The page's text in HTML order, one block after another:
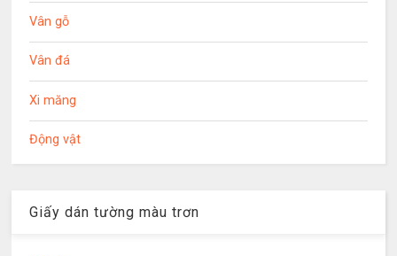
Vân gỗ
Vân đá
Xi măng
Động vật
Giấy dán tường màu trơn